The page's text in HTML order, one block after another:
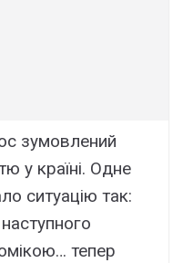
зумовлений
у країні. Одне
ситуацію так:
тепер